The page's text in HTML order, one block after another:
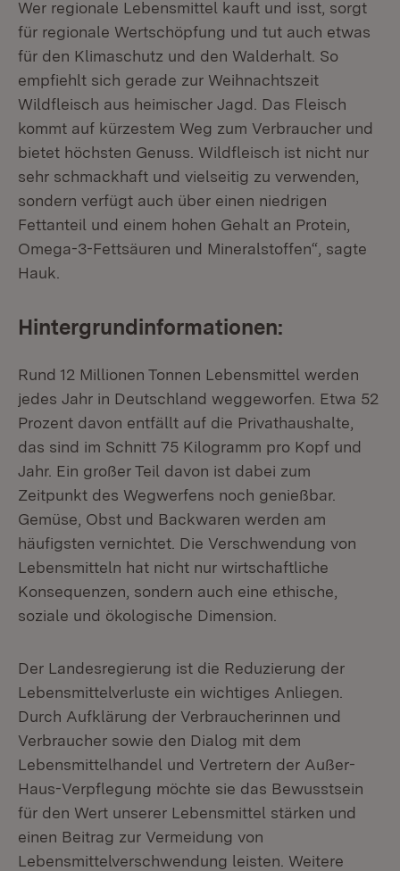
Wer regionale Lebensmittel kauft und isst, sorgt
für regionale Wertschöpfung und tut auch etwas
für den Klimaschutz und den Walderhalt. So
empfiehlt sich gerade zur Weihnachtszeit
Wildfleisch aus heimischer Jagd. Das Fleisch
kommt auf kürzestem Weg zum Verbraucher und
bietet höchsten Genuss. Wildfleisch ist nicht nur
sehr schmackhaft und vielseitig zu verwenden,
sondern verfügt auch über einen niedrigen
Fettanteil und einem hohen Gehalt an Protein,
Omega-3-Fettsäuren und Mineralstoffen“, sagte
Hauk.
Hintergrundinformationen:
Rund 12 Millionen Tonnen Lebensmittel werden
jedes Jahr in Deutschland weggeworfen. Etwa 52
Prozent davon entfällt auf die Privathaushalte,
das sind im Schnitt 75 Kilogramm pro Kopf und
Jahr. Ein großer Teil davon ist dabei zum
Zeitpunkt des Wegwerfens noch genießbar.
Gemüse, Obst und Backwaren werden am
häufigsten vernichtet. Die Verschwendung von
Lebensmitteln hat nicht nur wirtschaftliche
Konsequenzen, sondern auch eine ethische,
soziale und ökologische Dimension.
Der Landesregierung ist die Reduzierung der
Lebensmittelverluste ein wichtiges Anliegen.
Durch Aufklärung der Verbraucherinnen und
Verbraucher sowie den Dialog mit dem
Lebensmittelhandel und Vertretern der Außer-
Haus-Verpflegung möchte sie das Bewusstsein
für den Wert unserer Lebensmittel stärken und
einen Beitrag zur Vermeidung von
Lebensmittelverschwendung leisten. Weitere